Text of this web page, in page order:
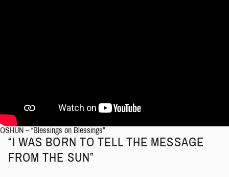
OSHUN – “Blessings on Blessings”
“I WAS BORN TO TELL THE MESSAGE
FROM THE SUN”